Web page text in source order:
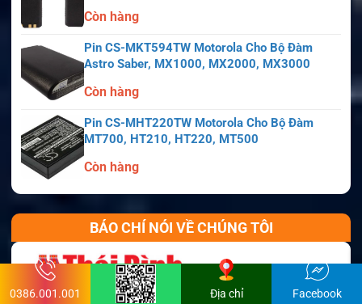
Còn hàng
Pin CS-MKT594TW Motorola Cho Bộ Đàm
Astro Saber, MX1000, MX2000, MX3000
Còn hàng
Pin CS-MHT220TW Motorola Cho Bộ Đàm
MT700, HT210, HT220, MT500
Còn hàng
BÁO CHÍ NÓI VỀ CHÚNG TÔI
0386.001.001 Địa chỉ Facebook